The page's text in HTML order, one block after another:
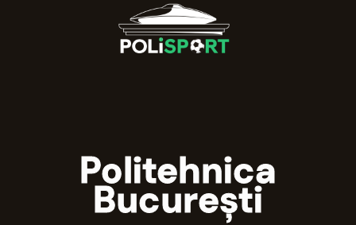
Politehnica
București